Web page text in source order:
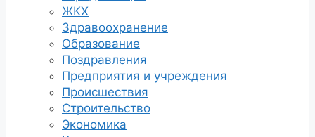
ЖКХ
Здравоохранение
Образование
Поздравления
Предприятия и учреждения
Происшествия
Строительство
Экономика